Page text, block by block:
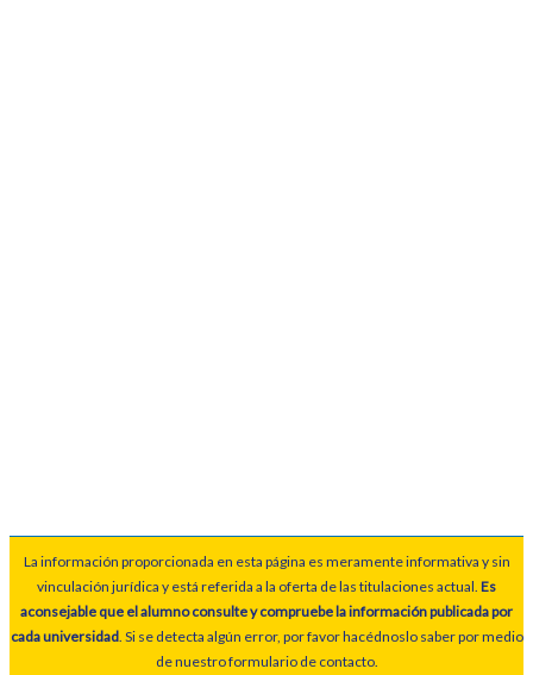
La información proporcionada en esta página es meramente informativa y sin
vinculación jurídica y está referida a la oferta de las titulaciones actual. Es
aconsejable que el alumno consulte y compruebe la información publicada por
cada universidad. Si se detecta algún error, por favor hacédnoslo saber por medio
de nuestro formulario de contacto.